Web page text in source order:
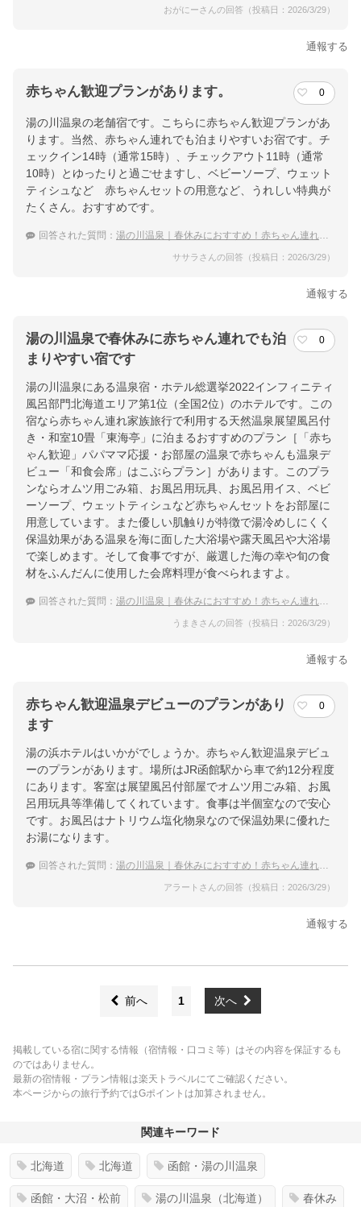
おがにーさんの回答（投稿日：2026/3/29）
通報する
赤ちゃん歓迎プランがあります。 0
湯の川温泉の老舗宿です。こちらに赤ちゃん歓迎プランがあ
ります。当然、赤ちゃん連れでも泊まりやすいお宿です。チ
ェックイン14時（通常15時）、チェックアウト11時（通常
10時）とゆったりと過ごせますし、ベビーソープ、ウェット
ティシュなど 赤ちゃんセットの用意など、うれしい特典が
たくさん。おすすめです。
回答された質問： 湯の川温泉｜春休みにおすすめ！赤ちゃん連れでも泊まりやすい宿は？
ササラさんの回答（投稿日：2026/3/29）
通報する
湯の川温泉で春休みに赤ちゃん連れでも泊
まりやすい宿です
0
湯の川温泉にある温泉宿・ホテル総選挙2022インフィニティ
風呂部門北海道エリア第1位（全国2位）のホテルです。この
宿なら赤ちゃん連れ家族旅行で利用する天然温泉展望風呂付
き・和室10畳「東海亭」に泊まるおすすめのプラン［「赤ち
ゃん歓迎」パパママ応援・お部屋の温泉で赤ちゃんも温泉デ
ビュー「和食会席」はこぶらプラン］があります。このプラ
ンならオムツ用ごみ箱、お風呂用玩具、お風呂用イス、ベビ
ーソープ、ウェットティシュなど赤ちゃんセットをお部屋に
用意しています。また優しい肌触りが特徴で湯冷めしにくく
保温効果がある温泉を海に面した大浴場や露天風呂や大浴場
で楽しめます。そして食事ですが、厳選した海の幸や旬の食
材をふんだんに使用した会席料理が食べられますよ。
回答された質問： 湯の川温泉｜春休みにおすすめ！赤ちゃん連れでも泊まりやすい宿は？
うまきさんの回答（投稿日：2026/3/29）
通報する
赤ちゃん歓迎温泉デビューのプランがあり
ます
0
湯の浜ホテルはいかがでしょうか。赤ちゃん歓迎温泉デビュ
ーのプランがあります。場所はJR函館駅から車で約12分程度
にあります。客室は展望風呂付部屋でオムツ用ごみ箱、お風
呂用玩具等準備してくれています。食事は半個室なので安心
です。お風呂はナトリウム塩化物泉なので保温効果に優れた
お湯になります。
回答された質問： 湯の川温泉｜春休みにおすすめ！赤ちゃん連れでも泊まりやすい宿は？
アラートさんの回答（投稿日：2026/3/29）
通報する
前へ 1 次へ
掲載している宿に関する情報（宿情報・口コミ等）はその内容を保証するも
のではありません。
最新の宿情報・プラン情報は楽天トラベルにてご確認ください。
本ページからの旅行予約ではGポイントは加算されません。
関連キーワード
北海道 北海道 函館・湯の川温泉
函館・大沼・松前 湯の川温泉（北海道） 春休み